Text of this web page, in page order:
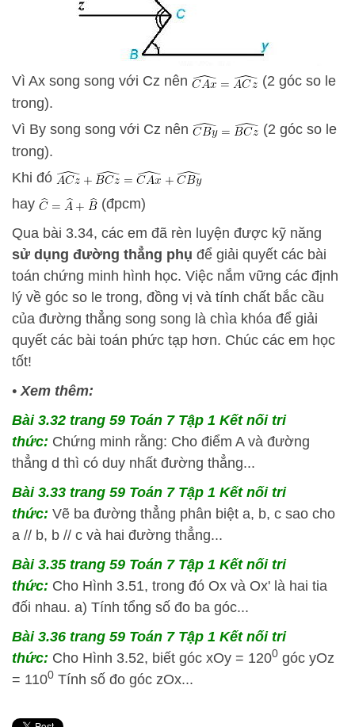
Vì Ax song song với Cz nên
(2 góc so le
trong).
Vì By song song với Cz nên
(2 góc so le
trong).
Khi đó
hay
(đpcm)
Qua bài 3.34, các em đã rèn luyện được kỹ năng
sử dụng đường thẳng phụ để giải quyết các bài
toán chứng minh hình học. Việc nắm vững các định
lý về góc so le trong, đồng vị và tính chất bắc cầu
của đường thẳng song song là chìa khóa để giải
quyết các bài toán phức tạp hơn. Chúc các em học
tốt!
•Xem thêm:
Bài 3.32 trang 59 Toán 7 Tập 1 Kết nối tri
thức: Chứng minh rằng: Cho điểm A và đường
thẳng d thì có duy nhất đường thẳng...
Bài 3.33 trang 59 Toán 7 Tập 1 Kết nối tri
thức: Vẽ ba đường thẳng phân biệt a, b, c sao cho
a // b, b // c và hai đường thẳng...
Bài 3.35 trang 59 Toán 7 Tập 1 Kết nối tri
thức: Cho Hình 3.51, trong đó Ox và Ox' là hai tia
đối nhau. a) Tính tổng số đo ba góc...
Bài 3.36 trang 59 Toán 7 Tập 1 Kết nối tri
thức: Cho Hình 3.52, biết góc xOy = 1200 góc yOz
= 1100 Tính số đo góc zOx...